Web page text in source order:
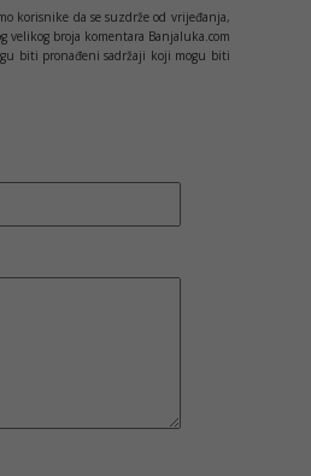
korisnike da se suzdrže od vrijeđanja,
velikog broja komentara Banjaluka.com
biti pronađeni sadržaji koji mogu biti